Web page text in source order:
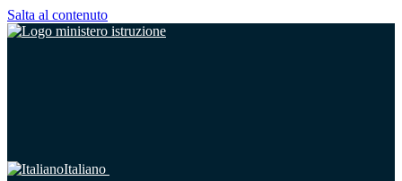
Salta al contenuto
Italiano